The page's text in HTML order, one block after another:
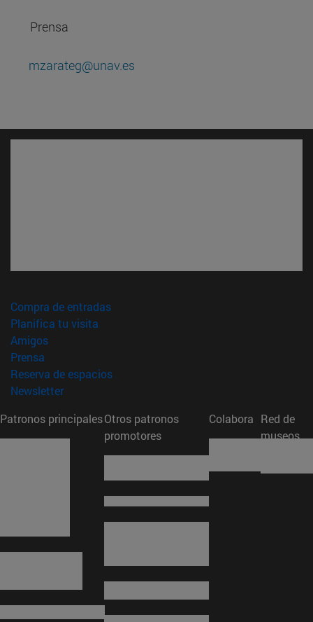
Prensa
mzarateg@unav.es
Compra de entradas(abre en nueva ventana)
Planifica tu visita
Amigos(abre en nueva ventana)
Prensa
Reserva de espacios(abre en nueva ventana)
Newsletter(abre en nueva ventana)
Patronos principalesOtros patronos
promotores
Colabora Red de
museos